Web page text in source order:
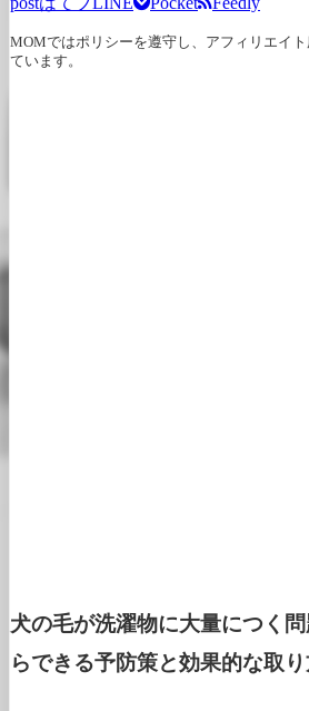
MOMではポリシーを遵守し、アフィリエイ
ています。
犬の毛が洗濯物に大量につく
らできる予防策と効果的な取